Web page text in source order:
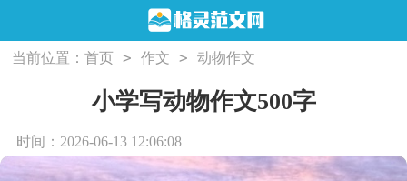
当前位置：首页 > 作文 > 动物作文
小学写动物作文500字
时间：2026-06-13 12:06:08